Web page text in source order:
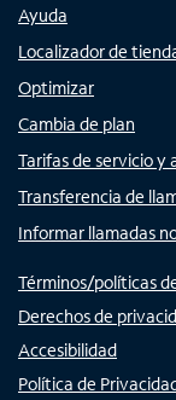
Ayuda
Localizador de
Optimizar
Cambia de plan
Tarifas de servicio y
Transferencia de
Informar llamadas
Términos/políticas
Derechos de
Accesibilidad
Política de